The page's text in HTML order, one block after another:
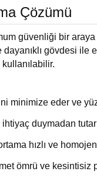
Çözümü
güvenliği bir
dayanıklı gövdesi ile
minimize eder ve
duymadan
hızlı ve homojen
ömrü ve kesintisiz